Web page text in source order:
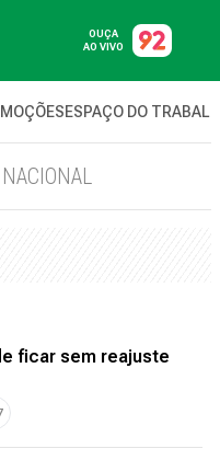
OUÇA
AO VIVO
ESPAÇO DO
ficar sem reajuste